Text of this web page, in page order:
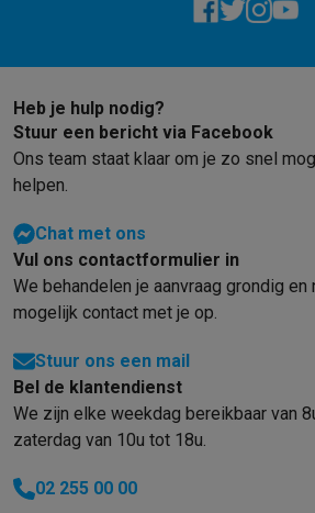
Heb je hulp nodig?
Stuur een bericht via Facebook
Ons team staat klaar om je zo snel
helpen.
Chat met ons
Vul ons contactformulier in
We behandelen je aanvraag grondig
mogelijk contact met je op.
Stuur ons een mail
Bel de klantendienst
We zijn elke weekdag bereikbaar van
zaterdag van 10u tot 18u.
02 255 00 00